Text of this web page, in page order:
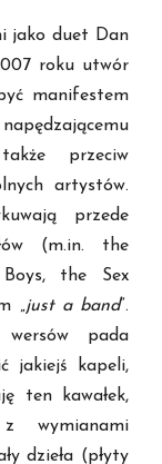
jako duet Dan
roku utwór
manifestem
przeciw
artystów.
przede
(m.in. the
the Sex
„just a band”.
pada
jakiejś kapeli,
ten kawałek,
wymianami
dzieła (płyty